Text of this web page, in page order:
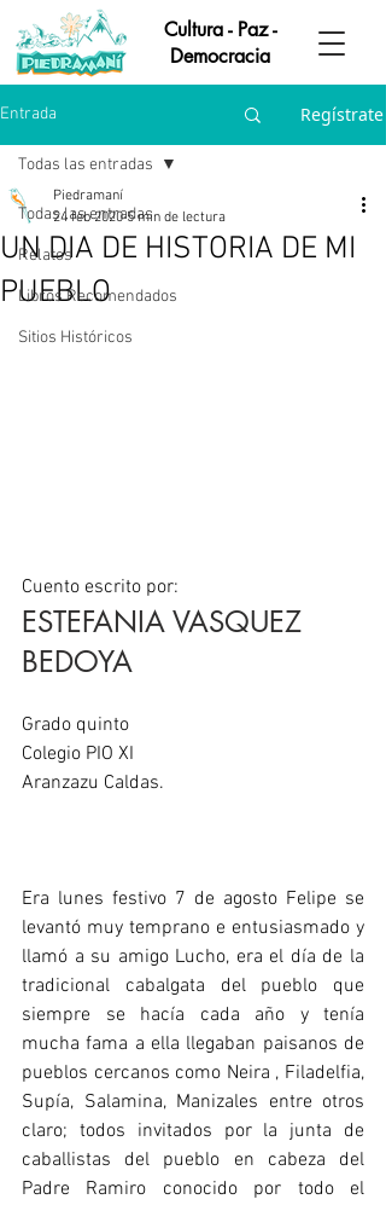
Cultura - Paz -
Democracia
Entrada Regístrate
Todas las entradas
Relatos
Libros Recomendados
Sitios Históricos
Todas las entradas
UN DIA DE HISTORIA DE MI
PUEBLO
Piedramaní
24 feb 2020 5 min de lectura
Cuento escrito por:
ESTEFANIA VASQUEZ
BEDOYA
Grado quinto
Colegio PIO XI
Aranzazu Caldas.
Era lunes festivo 7 de agosto Felipe se
levantó muy temprano e entusiasmado y
llamó a su amigo Lucho, era el día de la
tradicional cabalgata del pueblo que
siempre se hacía cada año y tenía
mucha fama a ella llegaban paisanos de
pueblos cercanos como Neira , Filadelfia,
Supía, Salamina, Manizales entre otros
claro; todos invitados por la junta de
caballistas del pueblo en cabeza del
Padre Ramiro conocido por todo el